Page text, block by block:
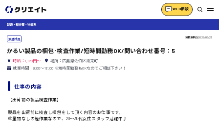
WEB相談
製造・軽作業・物流系
派遣社員 掲載更新日2026/06/23
かるい製品の梱包･検査作業/短時間勤務OK/問い合わせ番号：5
時給：1,120円～
場所：広島県佐伯区湯来町
就業時間：9:00〜16:00 ※短時間勤務もOKなのでご相談下さい！
仕事の内容
【出荷前の製品検査作業】
製品を出荷前に検査し梱包をして頂く内容のお仕事です。
重量物なしの軽作業なので、20〜30代女性スタッフ活躍中♪